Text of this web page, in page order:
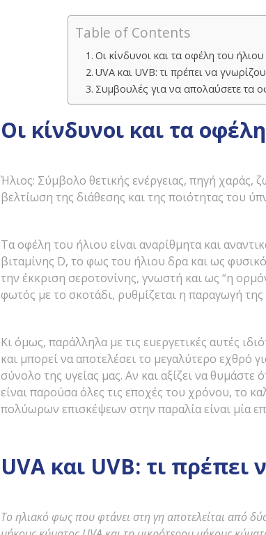
Table of Contents
Οι κίνδυνοι και τα οφέλη του ήλιου
UVA και UVB: τι πρέπει να
Συμβουλές για να απολαύσετε τα
Οι κίνδυνοι και τα
Ήλιος: Σύμβολο θετικής ενέργειας, πηγή χαράς,
βελτίωση της διάθεσης και της ποιότητας του
Τα οφέλη του ήλιου είναι αναρίθμητα και
βιταμίνης D, το φως του ήλιου δρα και ως
την έκκριση σεροτονίνης, γνωστή και ως “η
φωτός με το σκοτάδι, ρυθμίζεται η παραγωγή
Κι όμως, παράλληλα με τις ευεργετικές αυτές
και μπορεί να αποτελέσει το μεγαλύτερο εχθρό
σύνολο της υγείας μας. Αν και αξίζει να
είναι παρούσα όλες τις εποχές του χρόνου, το
πολύωρων επισκέψεων στην παραλία είναι μία
UVA και UVB: τι πρέπει
Το ηλιακό φως που φτάνει στη γη αποτελείται από